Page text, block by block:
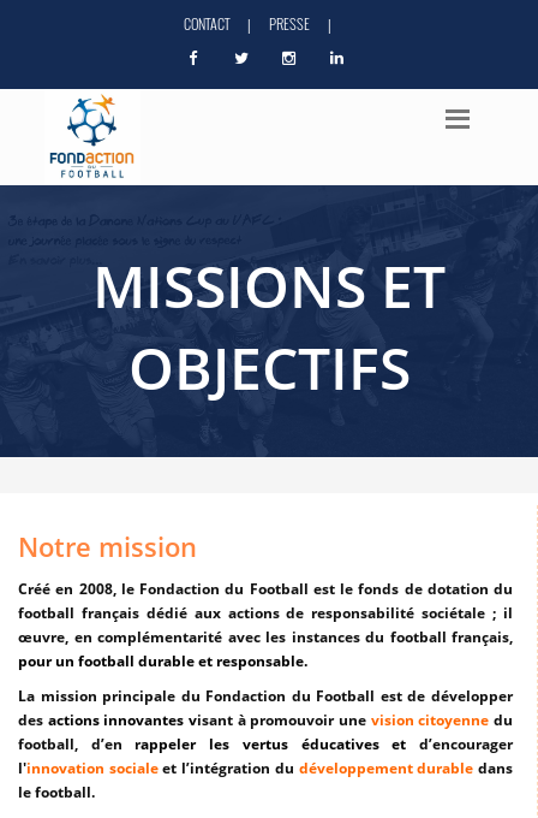
CONTACT | PRESSE |
MISSIONS ET
OBJECTIFS
Notre mission
Créé en 2008, le Fondaction du Football est le fonds de dotation du
football français dédié aux actions de responsabilité so­ciétale ; il
œuvre, en complémentarité avec les instances du football français,
pour un football durable et responsable.
La mission principale du Fondaction du Football est de développer
des actions innovantes visant à promouvoir une vision citoyenne du
football, d’en rappeler les vertus éducatives et d’encourager
l'innovation socialeet l’intégration du développement durable dans
le football.